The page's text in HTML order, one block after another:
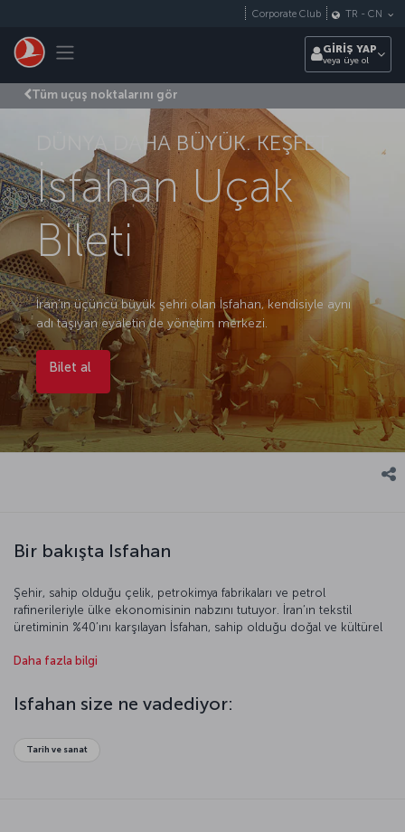
Toggle navigation
Corporate Club TR - CN
GİRİŞ YAP
veya üye ol
Tüm uçuş noktalarını gör
DÜNYA DAHA BÜYÜK. KEŞFET.
İsfahan Uçak
Bileti
İran’ın üçüncü büyük şehri olan İsfahan, kendisiyle aynı
adı taşıyan eyaletin de yönetim merkezi.
Bilet al
Bir bakışta Isfahan
Şehir, sahip olduğu çelik, petrokimya fabrikaları ve petrol
rafinerileriyle ülke ekonomisinin nabzını tutuyor. İran’ın tekstil
üretiminin %40’ını karşılayan İsfahan, sahip olduğu doğal ve kültürel
zamanında başkent olan İsfahan’da bu imparatorluğun etkisini şehrin
Yahudi ve Zerdüştlerin bir arada yaşadığı şehri gezerken İran
kültürünü en iyi keşfedebileceğiniz noktada olduğunuzu
Daha fazla bilgi
Isfahan size ne vadediyor:
Tarih ve sanat